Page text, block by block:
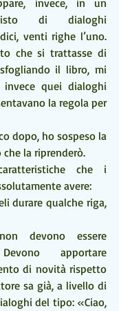
invece, in un
di dialoghi
venti righe l’uno.
che si trattasse di
sfogliando il libro, mi
quei dialoghi
la regola per
dopo, ho sospeso la
la riprenderò.
che i
avere:
durare qualche riga,
devono essere
apportare
di novità rispetto
sa già, a livello di
del tipo: «Ciao,